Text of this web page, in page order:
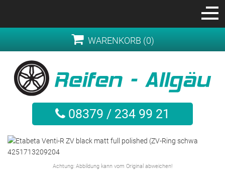
WARENKORB (0)
08379 / 234 99 21
Achtung: Abbildung kann vom Original abweichen!